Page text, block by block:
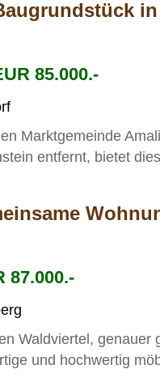
85.000.-
Marktgemeinde
entfernt, bietet
87.000.-
Waldviertel, genauer
und hochwertig